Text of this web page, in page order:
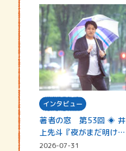
インタビュー
著者の窓 第53回 ◈ 井
上先斗『夜がまだ明けな
い』
2026-07-31